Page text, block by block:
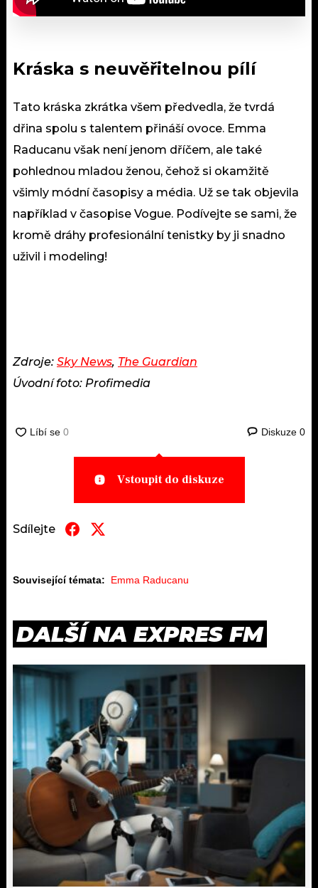
Kráska s neuvěřitelnou pílí
Tato kráska zkrátka všem předvedla, že tvrdá
dřina spolu s talentem přináší ovoce. Emma
Raducanu však není jenom dříčem, ale také
pohlednou mladou ženou, čehož si okamžitě
všimly módní časopisy a média. Už se tak objevila
například v časopise Vogue. Podívejte se sami, že
kromě dráhy profesionální tenistky by ji snadno
uživil i modeling!
Zdroje: Sky News, The Guardian
Úvodní foto: Profimedia
Diskuze 0
Vstoupit do diskuze
Sdílejte
Související témata: Emma Raducanu
DALŠÍ NA EXPRES FM